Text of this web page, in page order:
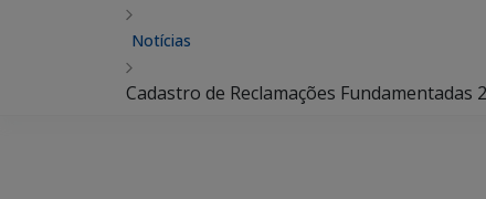
Notícias
Cadastro de Reclamações Fundamentadas